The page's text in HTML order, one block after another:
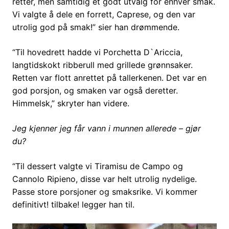
Vi valgte å dele en forrett, Caprese, og den var
utrolig god på smak!” sier han drømmende.
“Til hovedrett hadde vi Porchetta D`Ariccia,
langtidskokt ribberull med grillede grønnsaker.
Retten var flott anrettet på tallerkenen. Det var en
god porsjon, og smaken var også deretter.
Himmelsk,” skryter han videre.
Jeg kjenner jeg får vann i munnen allerede – gjør
du?
“Til dessert valgte vi Tiramisu de Campo og
Cannolo Ripieno, disse var helt utrolig nydelige.
Passe store porsjoner og smaksrike. Vi kommer
definitivt! tilbake! legger han til.